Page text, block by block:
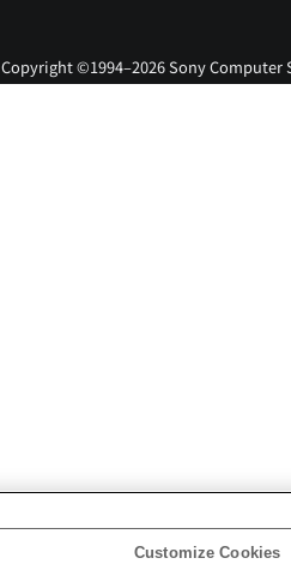
Copyright ©1994–2026 Sony
Customize Cookies